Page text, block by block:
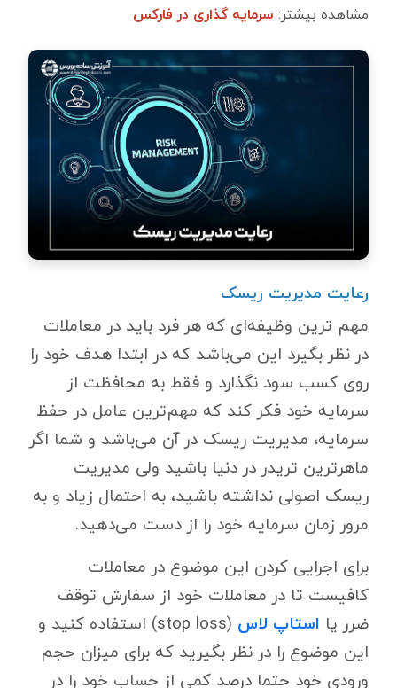
مشاهده بیشتر: سرمایه گذاری در فارکس
رعایت مدیریت ریسک
مهم ترین وظیفه‌ای که هر فرد باید در معاملات
در نظر بگیرد این می‌باشد که در ابتدا هدف خود را
روی کسب سود نگذارد و فقط به محافظت از
سرمایه خود فکر کند که مهم‌ترین عامل در حفظ
سرمایه، مدیریت ریسک در آن می‌باشد و شما اگر
ماهرترین تریدر در دنیا باشید ولی مدیریت
ریسک اصولی نداشته باشید، به احتمال زیاد و به
مرور زمان سرمایه خود را از دست می‌دهید.
برای اجرایی کردن این موضوع در معاملات
کافیست تا در معاملات خود از سفارش توقف
ضرر یا استاپ لاس (
stop loss) استفاده کنید و
این موضوع را در نظر بگیرید که برای میزان حجم
ورودی خود حتما درصد کمی از حساب خود را در